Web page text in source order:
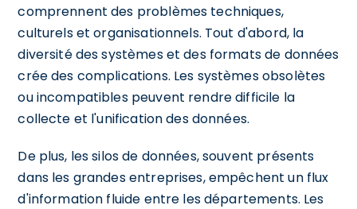
comprennent des problèmes techniques,
culturels et organisationnels. Tout d'abord, la
diversité des systèmes et des formats de données
crée des complications. Les systèmes obsolètes
ou incompatibles peuvent rendre difficile la
collecte et l'unification des données.
De plus, les silos de données, souvent présents
dans les grandes entreprises, empêchent un flux
d'information fluide entre les départements. Les